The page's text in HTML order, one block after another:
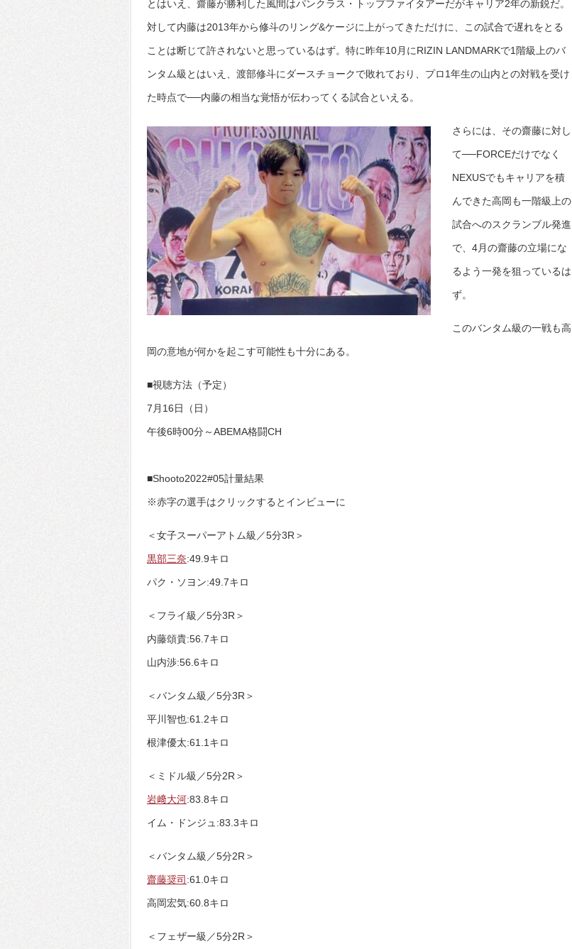
とはいえ、齋藤が勝利した風間はパンクラス・トップファイタアーだがキャリア2年の新鋭だ。
対して内藤は2013年から修斗のリング&ケージに上がってきただけに、この試合で遅れをとる
ことは断じて許されないと思っているはず。特に昨年10月にRIZIN LANDMARKで1階級上のバ
ンタム級とはいえ、渡部修斗にダースチョークで敗れており、プロ1年生の山内との対戦を受け
た時点で──内藤の相当な覚悟が伝わってくる試合といえる。
さらには、その齋藤に対し
て──FORCEだけでなく
NEXUSでもキャリアを積
んできた高岡も一階級上の
試合へのスクランブル発進
で、4月の齋藤の立場にな
るよう一発を狙っているは
ず。
このバンタム級の一戦も高
岡の意地が何かを起こす可能性も十分にある。
■視聴方法（予定）
7月16日（日）
午後6時00分～ABEMA格闘CH
■Shooto2022#05計量結果
※赤字の選手はクリックするとインビューに
＜女子スーパーアトム級／5分3R＞
黒部三奈:49.9キロ
パク・ソヨン:49.7キロ
＜フライ級／5分3R＞
内藤頌貴:56.7キロ
山内渉:56.6キロ
＜バンタム級／5分3R＞
平川智也:61.2キロ
根津優太:61.1キロ
＜ミドル級／5分2R＞
岩﨑大河:83.8キロ
イム・ドンジュ:83.3キロ
＜バンタム級／5分2R＞
齋藤奨司 :61.0キロ
高岡宏気:60.8キロ
＜フェザー級／5分2R＞